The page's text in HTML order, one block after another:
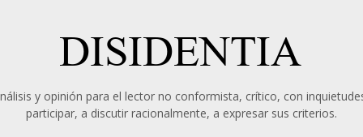
y opinión para el lector no conformista, crítico, con
participar, a discutir racionalmente, a expresar sus criterios.